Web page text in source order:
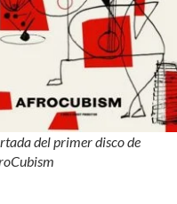
del primer disco de